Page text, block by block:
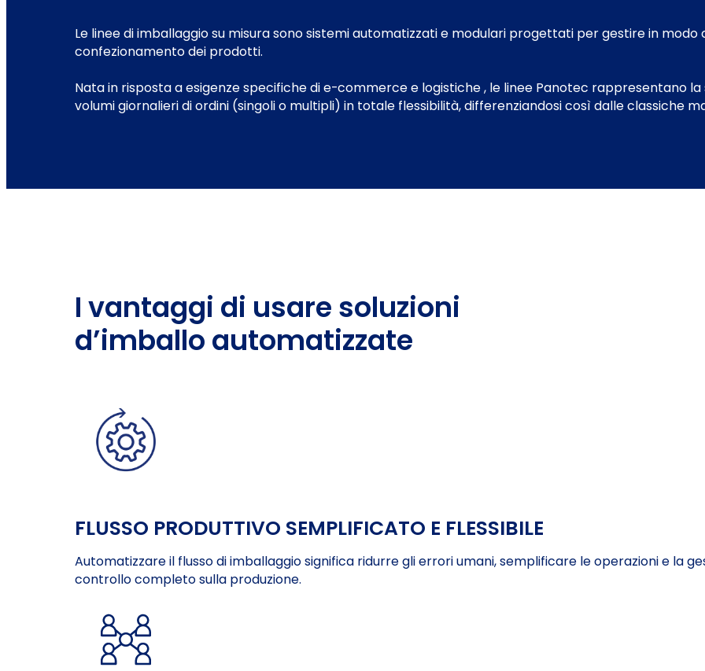
Le linee di imballaggio su misura sono sistemi automatizzati e modulari progettati per gestire in
confezionamento dei prodotti.
Nata in risposta a esigenze specifiche di e-commerce e logistiche , le linee Panotec rappresentano
volumi giornalieri di ordini (singoli o multipli) in totale flessibilità, differenziandosi così dalle classiche
I vantaggi di usare soluzioni
d’imballo automatizzate
FLUSSO PRODUTTIVO SEMPLIFICATO E FLESSIBILE
Automatizzare il flusso di imballaggio significa ridurre gli errori umani, semplificare le operazioni e la
controllo completo sulla produzione.